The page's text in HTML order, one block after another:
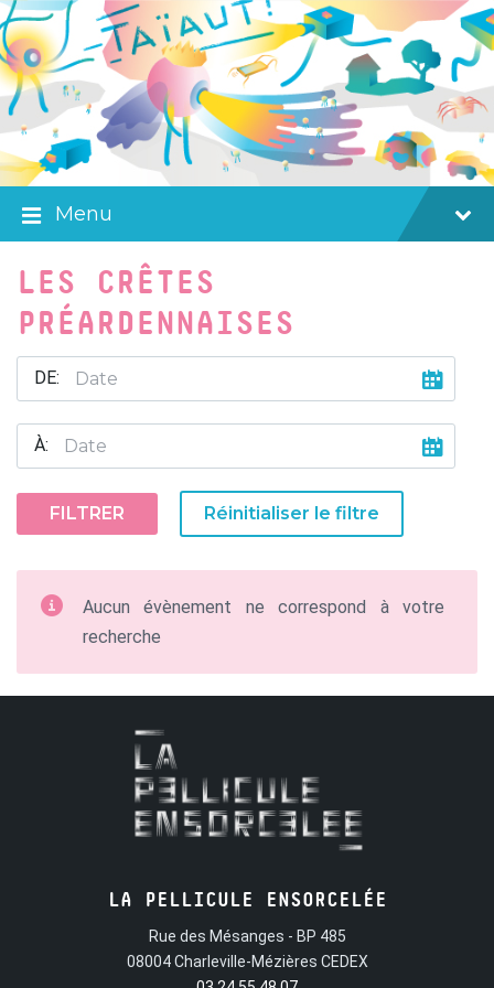
Skip
to
content
Skip
to
main
navigation
Skip
to
footer
Menu
LES CRÊTES
PRÉARDENNAISES
DE:
À:
FILTRER Réinitialiser le filtre
Aucun évènement ne correspond à votre
recherche
LA PELLICULE ENSORCELÉE
Rue des Mésanges - BP 485
08004 Charleville-Mézières CEDEX